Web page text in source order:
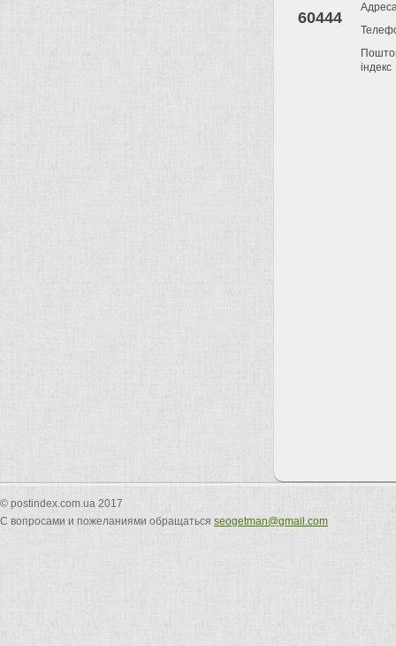
60444
індекс
© postindex.com.ua 2017
С вопросами и пожеланиями обращаться seogetman@gmail.com